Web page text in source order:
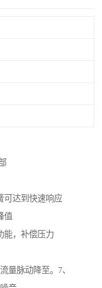
可达到快速响应
值
能，补偿压力
量脉动降至。7、